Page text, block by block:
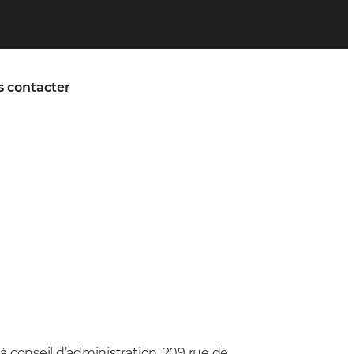
contacter